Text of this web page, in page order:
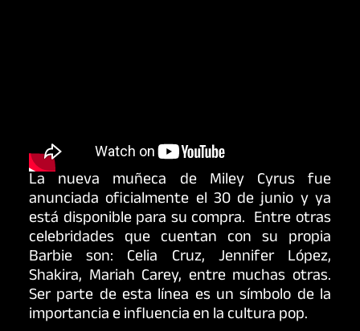
La nueva muñeca de Miley Cyrus fue
anunciada oficialmente el 30 de junio y ya
está disponible para su compra. Entre otras
celebridades que cuentan con su propia
Barbie son: Celia Cruz, Jennifer López,
Shakira, Mariah Carey, entre muchas otras.
Ser parte de esta línea es un símbolo de la
importancia e influencia en la cultura pop.